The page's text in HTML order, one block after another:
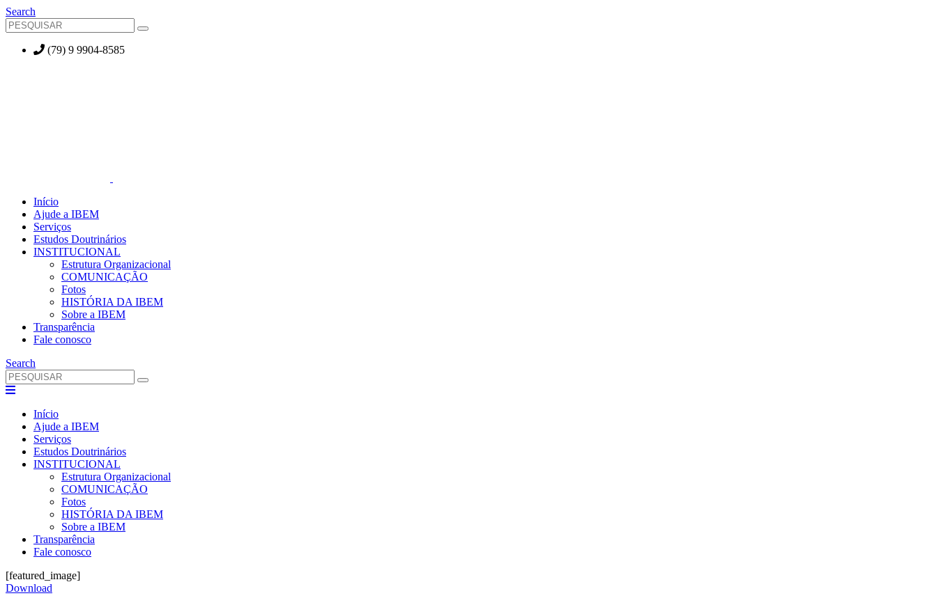
Search
(79) 9 9904-8585
Início
Ajude a IBEM
Serviços
Estudos Doutrinários
INSTITUCIONAL
Estrutura Organizacional
COMUNICAÇÃO
Fotos
HISTÓRIA DA IBEM
Sobre a IBEM
Transparência
Fale conosco
Search
Início
Ajude a IBEM
Serviços
Estudos Doutrinários
INSTITUCIONAL
Estrutura Organizacional
COMUNICAÇÃO
Fotos
HISTÓRIA DA IBEM
Sobre a IBEM
Transparência
Fale conosco
[featured_image]
Download